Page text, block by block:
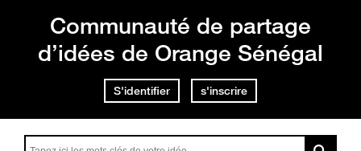
Communauté de partage
d’idées de Orange Sénégal
S'identifier s'inscrire